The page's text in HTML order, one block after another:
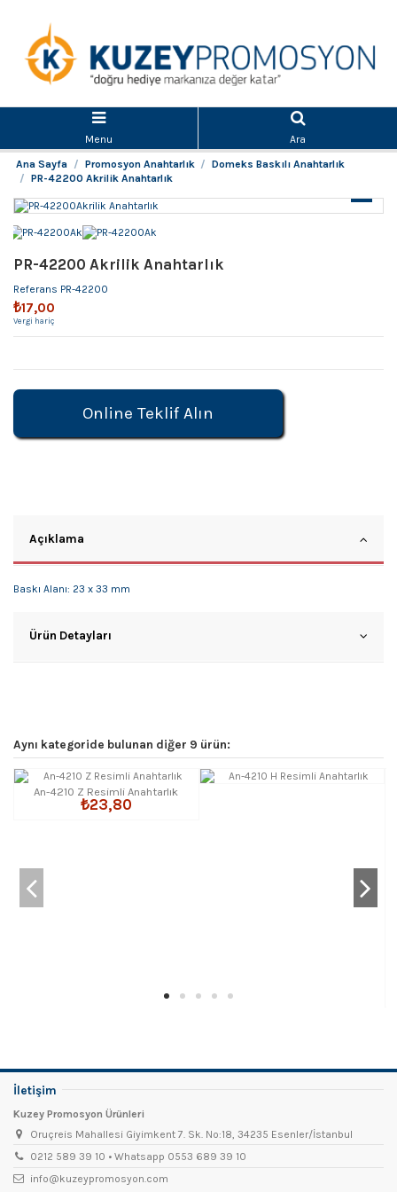
Menu
Ara
Ana Sayfa
Promosyon Anahtarlık
Domeks Baskılı Anahtarlık
PR-42200 Akrilik Anahtarlık
PR-42200 Akrilik Anahtarlık
Referans PR-42200
₺17,00
Vergi hariç
Online Teklif Alın
Açıklama
Baskı Alanı: 23 x 33 mm
Ürün Detayları
Aynı kategoride bulunan diğer 9 ürün:
An-4210 Z Resimli Anahtarlık
₺23,80
İletişim
Kuzey Promosyon Ürünleri
Oruçreis Mahallesi Giyimkent 7. Sk. No:18, 34235 Esenler/İstanbul
0212 589 39 10 • Whatsapp 0553 689 39 10
info@kuzeypromosyon.com